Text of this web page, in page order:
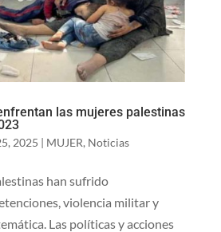
las mujeres palestinas
2025 | MUJER, Noticias
han sufrido
violencia militar y
Las políticas y acciones